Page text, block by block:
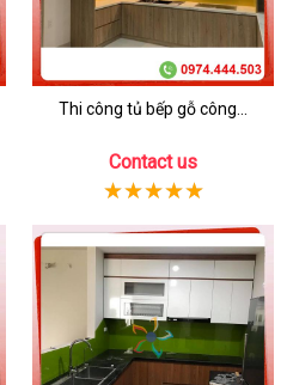
Thi công tủ bếp gỗ công...
Contact us